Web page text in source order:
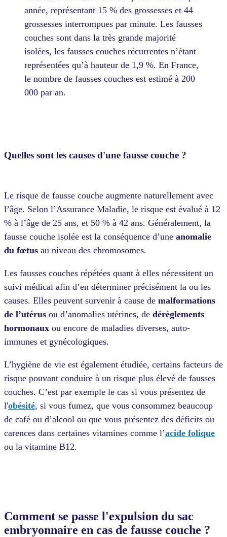
année, représentant 15 % des grossesses et 44
grossesses interrompues par minute. Les fausses
couches sont dans la très grande majorité
isolées, les fausses couches récurrentes n’étant
représentées qu’à hauteur de 1,9 %. En France,
le nombre de fausses couches est estimé à 200
000 par an.
Quelles sont les causes d'une fausse couche ?
Le risque de fausse couche augmente naturellement avec
l’âge. Selon l’Assurance Maladie, le risque est évalué à 12
% à l’âge de 25 ans, et 50 % à 42 ans. Généralement, la
fausse couche isolée est la conséquence d’une anomalie
du fœtus au niveau des chromosomes.
Les fausses couches répétées quant à elles nécessitent un
suivi médical afin d’en déterminer précisément la ou les
causes. Elles peuvent survenir à cause de malformations
de l’utérus ou d’anomalies utérines, de dérèglements
hormonaux ou encore de maladies diverses, auto-
immunes et gynécologiques.
L’hygiène de vie est également étudiée, certains facteurs de
risque pouvant conduire à un risque plus élevé de fausses
couches. C’est par exemple le cas si vous présentez de
l'obésité, si vous fumez, que vous consommez beaucoup
de café ou d’alcool ou que vous présentez des déficits ou
carences dans certaines vitamines comme l’acide folique
ou la vitamine B12.
Comment se passe l'expulsion du sac
embryonnaire en cas de fausse couche ?